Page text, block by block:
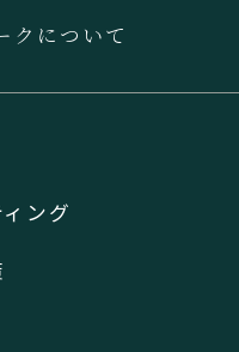
クについて
ング